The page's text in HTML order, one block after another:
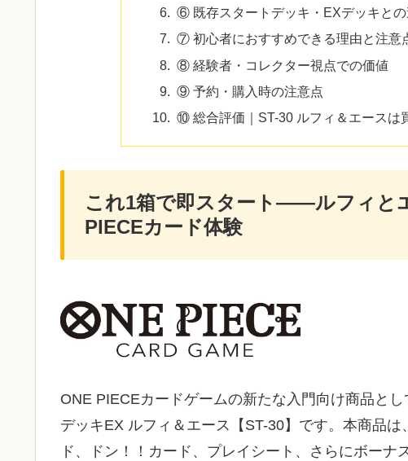
⑥ 既存スタートデッキ・EXデッキとの
⑦ 初心者におすすめできる理由と注意
⑧ 経験者・コレクター視点での価値
⑨ 予約・購入時の注意点
⑩ 総合評価｜ST-30 ルフィ＆エースは
これ1箱で即スタート――ルフィと
PIECEカード体験
ONE PIECEカードゲームの新たな入門向け商品と
デッキEX ルフィ＆エース【ST-30】です。本商品
ド、ドン！！カード、プレイシート、さらにボーナ